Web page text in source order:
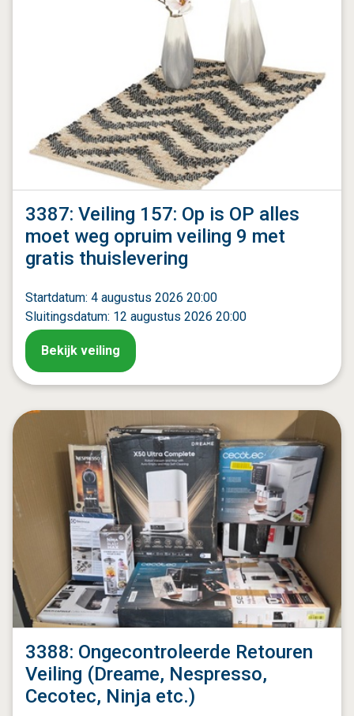
3387: Veiling 157: Op is OP alles
moet weg opruim veiling 9 met
gratis thuislevering
Startdatum: 4 augustus 2026 20:00
Sluitingsdatum: 12 augustus 2026 20:00
Bekijk veiling
3388: Ongecontroleerde Retouren
Veiling (Dreame, Nespresso,
Cecotec, Ninja etc.)